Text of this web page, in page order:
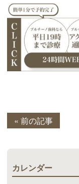
は矯正治療へ一歩...
« 前の記事
カレンダー